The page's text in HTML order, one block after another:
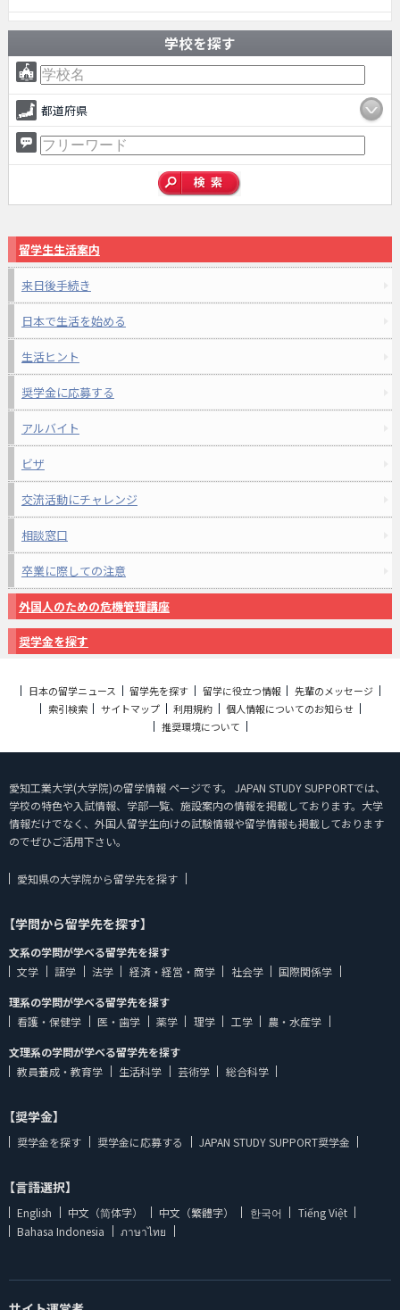
学校を探す
都道府県
留学生生活案内
来日後手続き
日本で生活を始める
生活ヒント
奨学金に応募する
アルバイト
ビザ
交流活動にチャレンジ
相談窓口
卒業に際しての注意
外国人のための危機管理講座
奨学金を探す
日本の留学ニュース 留学先を探す 留学に役立つ情報
先輩のメッセージ
索引検索
サイトマップ 利用規約
個人情報についてのお知らせ
推奨環境について
愛知工業大学(大学院)の留学情報 ページです。 JAPAN STUDY SUPPORTでは、
学校の特色や入試情報、学部一覧、施設案内の情報を掲載しております。大学
情報だけでなく、外国人留学生向けの試験情報や留学情報も掲載しております
のでぜひご活用下さい。
愛知県の大学院から留学先を探す
【学問から留学先を探す】
文系の学問が学べる留学先を探す
文学
語学 法学 経済・経営・商学 社会学
国際関係学
理系の学問が学べる留学先を探す
看護・保健学
医・歯学 薬学 理学 工学
農・水産学
文理系の学問が学べる留学先を探す
教員養成・教育学
生活科学 芸術学 総合科学
【奨学金】
奨学金を探す 奨学金に応募する JAPAN STUDY SUPPORT奨学金
【言語選択】
English 中文（简体字） 中文（繁體字） 한국어
Tiếng Việt
Bahasa Indonesia
ภาษาไทย